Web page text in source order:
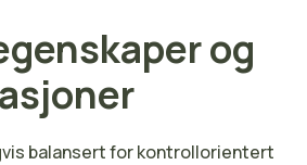
og
balansert for kontrollorientert